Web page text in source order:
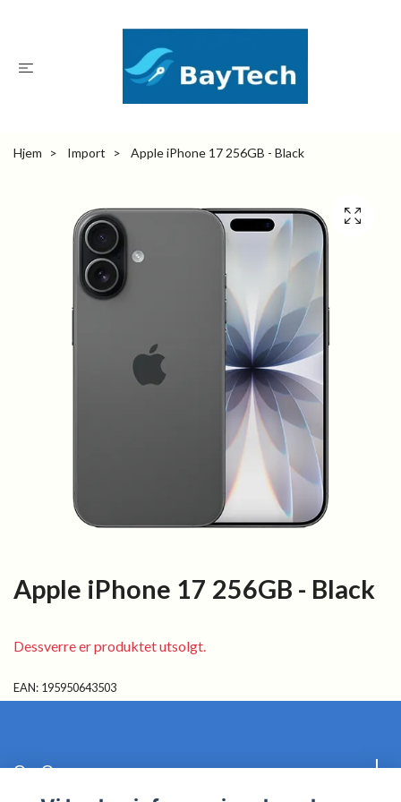
Hjem Import Apple iPhone 17 256GB - Black
Apple iPhone 17 256GB - Black
Dessverre er produktet utsolgt.
EAN: 195950643503
Om Oss